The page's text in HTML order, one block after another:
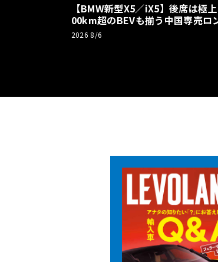
【BMW新型X5／iX5】後席は極
00km超のBEVも揃う中国専売ロ
2026 8/6